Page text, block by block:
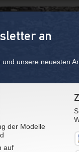
an
unsere neuesten
der Modelle
auf